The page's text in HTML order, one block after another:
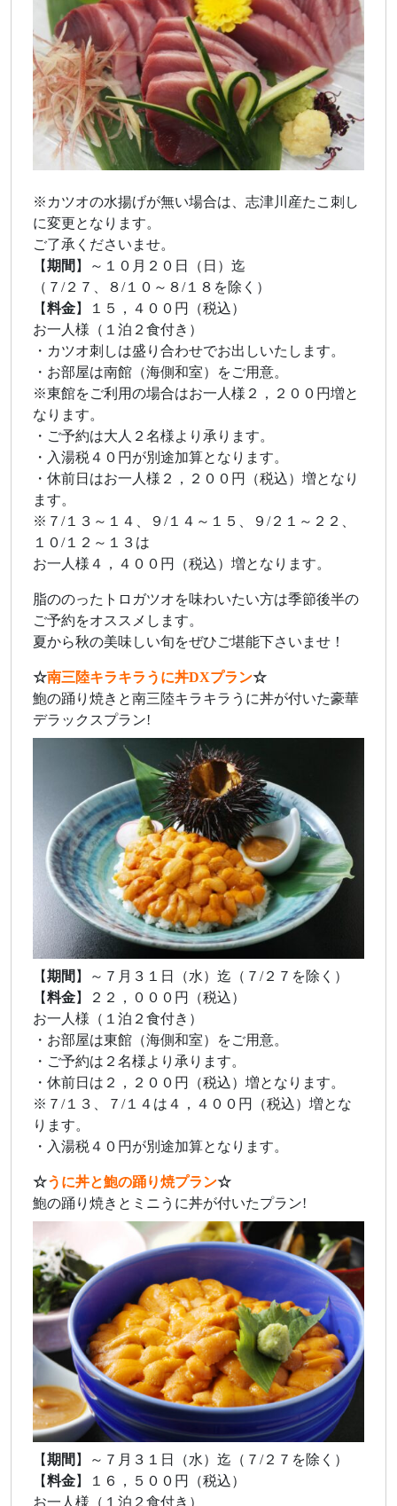
※カツオの水揚げが無い場合は、志津川産たこ刺し
に変更となります。
ご了承くださいませ。
【期間 】～１０月２０日（日）迄
（７/２７、８/１０～８/１８を除く）
【料金】１５，４００円（税込）
お一人様（１泊２食付き）
・カツオ刺しは盛り合わせでお出しいたします。
・お部屋は南館（海側和室）をご用意。
※東館をご利用の場合はお一人様２，２００円増と
なります。
・ご予約は大人２名様より承ります。
・入湯税４０円が別途加算となります。
・休前日はお一人様２，２００円（税込）増となり
ます。
※７/１３～１４、９/１４～１５、９/２１～２２、
１０/１２～１３は
お一人様４，４００円（税込）増となります。
脂ののったトロガツオを味わいたい方は季節後半の
ご予約をオススメします。
夏から秋の美味しい旬をぜひご堪能下さいませ！
☆南三陸キラキラうに丼DXプラン☆
鮑の踊り焼きと南三陸キラキラうに丼が付いた豪華
デラックスプラン!
【期間 】～７月３１日（水）迄（７/２７を除く）
【料金】２２，０００円（税込）
お一人様（１泊２食付き）
・お部屋は東館（海側和室）をご用意。
・ご予約は２名様より承ります。
・休前日は２，２００円（税込）増となります。
※７/１３、７/１４は４，４００円（税込）増とな
ります。
・入湯税４０円が別途加算となります。
☆うに丼と鮑の踊り焼プラン☆
鮑の踊り焼きとミニうに丼が付いたプラン!
【期間 】～７月３１日（水）迄（７/２７を除く）
【料金】１６，５００円（税込）
お一人様（１泊２食付き）